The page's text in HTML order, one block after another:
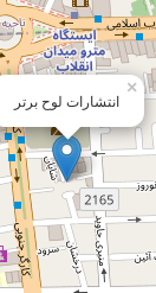
انتشارات لوح برتر
×